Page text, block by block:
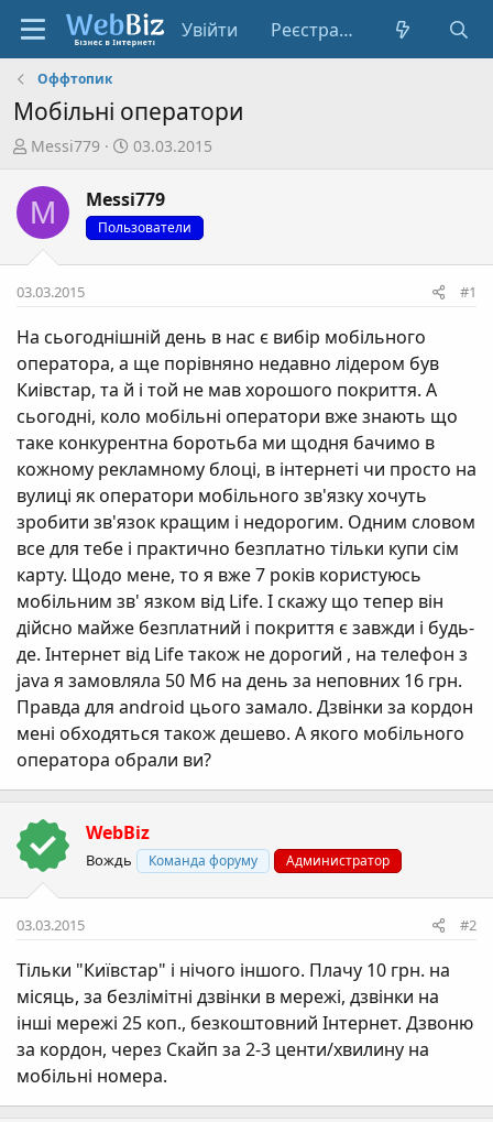
Увійти Реєстрація
Оффтопик
Мобільні оператори
А
т
о
р
т
е
и
Messi779
Д
т
а
с
т
р
н
н
я
03.03.2015
M Messi779
Пользователи
03.03.2015 #1
На сьогоднішній день в нас є вибір мобільного
оператора, а ще порівняно недавно лідером був
Киівстар, та й і той не мав хорошого покриття. А
сьогодні, коло мобільні оператори вже знають що
таке конкурентна боротьба ми щодня бачимо в
кожному рекламному блоці, в інтернеті чи просто на
вулиці як оператори мобільного зв'язку хочуть
зробити зв'язок кращим і недорогим. Одним словом
все для тебе і практично безплатно тільки купи сім
карту. Щодо мене, то я вже 7 років користуюсь
мобільним зв' язком від Life. І скажу що тепер він
дійсно майже безплатний і покриття є завжди і будь-
де. Інтернет від Life також не дорогий , на телефон з
java я замовляла 50 Мб на день за неповних 16 грн.
Правда для android цього замало. Дзвінки за кордон
мені обходяться також дешево. А якого мобільного
оператора обрали ви?
WebBiz
Вождь Команда форуму Администратор
03.03.2015 #2
Тільки "Київстар" і нічого іншого. Плачу 10 грн. на
місяць, за безлімітні дзвінки в мережі, дзвінки на
інші мережі 25 коп., безкоштовний Інтернет. Дзвоню
за кордон, через Скайп за 2-3 центи/хвилину на
мобільні номера.